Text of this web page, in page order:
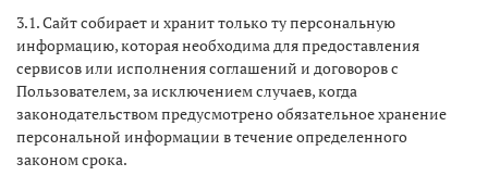
3.1. Сайт собирает и хранит только ту персональную
информацию, которая необходима для предоставления
сервисов или исполнения соглашений и договоров с
Пользователем, за исключением случаев, когда
законодательством предусмотрено обязательное хранение
персональной информации в течение определенного
законом срока.